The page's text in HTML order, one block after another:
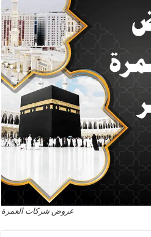
عروض شركات العمرة